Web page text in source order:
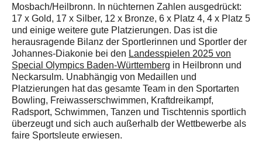
Mosbach/Heilbronn. In nüchternen Zahlen ausgedrückt:
17 x Gold, 17 x Silber, 12 x Bronze, 6 x Platz 4, 4 x Platz 5
und einige weitere gute Platzierungen. Das ist die
herausragende Bilanz der Sportlerinnen und Sportler der
Johannes-Diakonie bei den Landesspielen 2025 von
Special Olympics Baden-Württemberg in Heilbronn und
Neckarsulm. Unabhängig von Medaillen und
Platzierungen hat das gesamte Team in den Sportarten
Bowling, Freiwasserschwimmen, Kraftdreikampf,
Radsport, Schwimmen, Tanzen und Tischtennis sportlich
überzeugt und sich auch außerhalb der Wettbewerbe als
faire Sportsleute erwiesen.